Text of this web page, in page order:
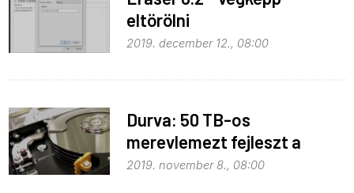
eltörölni
2019. december 12., 08:00
Durva: 50 TB-os
merevlemezt fejleszt a
Seagate
2019. november 8., 08:00